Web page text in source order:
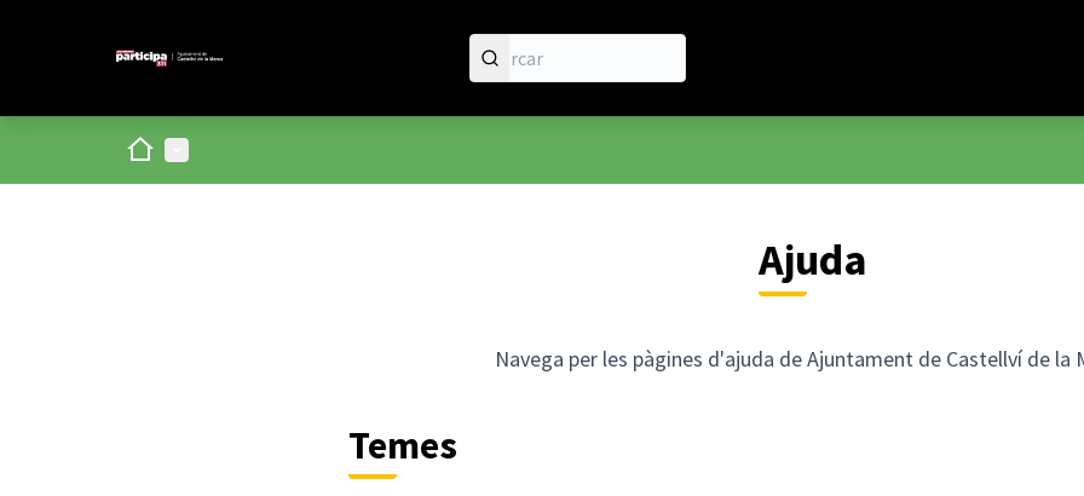
Inici Menú principal
Ajuda
Navega per les pàgines d'ajuda de Ajuntament de Castellví de la
Temes